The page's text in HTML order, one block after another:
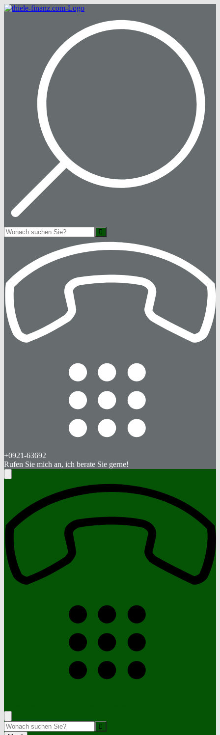
+0921-63692
Rufen Sie mich an, ich berate Sie gerne!